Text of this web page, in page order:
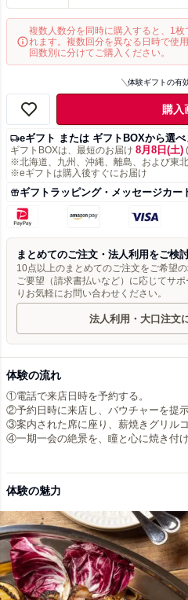
複数人数分を同時に購入すると、1
れます。複数回分を異なる日時で使
回数別に分けてご購入ください。
体験ギフトの有
購入
eギフト または ギフトBOXから選べ
ギフトBOXは、最短のお届け 8月8日(土) (
※北海道、九州、沖縄、離島、および東
※eギフトは購入後すぐにお届け
ギフトラッピング・メッセージカー
まとめてのご注文・法人利用をご検
10点以上のまとめてのご注文をご希望
ご要望（請求書払いなど）に応じてサ
りお気軽にお問い合わせください。
法人利用・大口注文
体験の流れ
①電話で来店日時を予約する。
②予約日時に来店し、バウチャーを提示
③案内された席に座り、薪焼きグリルコ
④一期一会の絶景を、瞳と心に焼き付け
体験の魅力